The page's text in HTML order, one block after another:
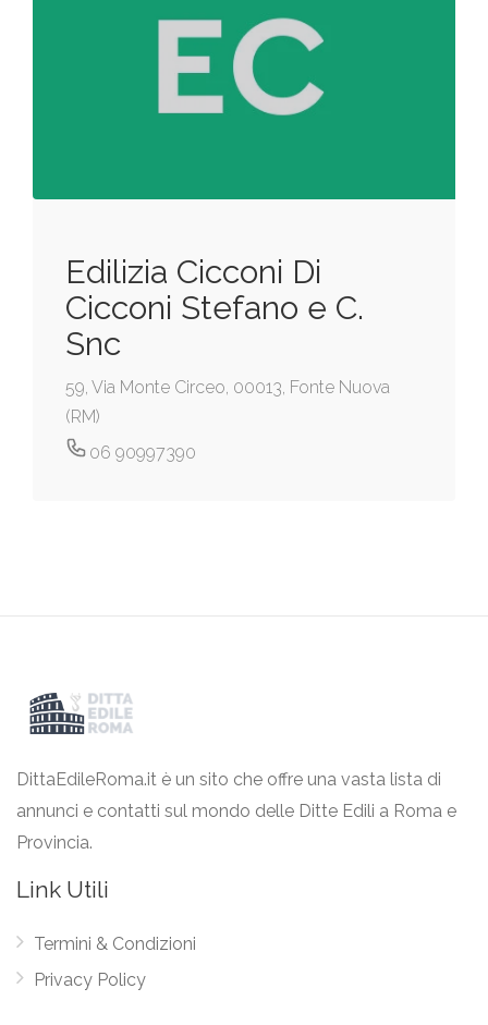
Edilizia Cicconi Di
Cicconi Stefano e C.
Snc
59, Via Monte Circeo, 00013, Fonte Nuova
(RM)
06 90997390
DittaEdileRoma.it è un sito che offre una vasta lista di
annunci e contatti sul mondo delle Ditte Edili a Roma e
Provincia.
Link Utili
Termini & Condizioni
Privacy Policy